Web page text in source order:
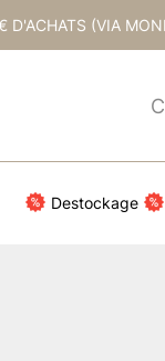
D'ACHATS (VIA
Destockage